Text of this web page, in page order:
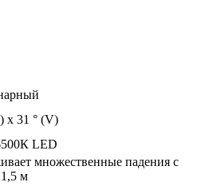
x 31 ° (V)
LED
множественные падения с
м